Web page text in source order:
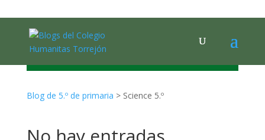
SCIENCE
Blog de 5.º de primaria > Science 5.º